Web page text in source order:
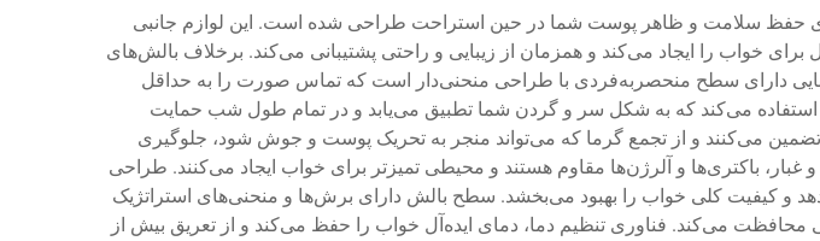
حفظ سلامت و ظاهر پوست شما در حین استراحت طراحی شده است. این لوازم جانبی
خواب را ایجاد می‌کند و همزمان از زیبایی و راحتی پشتیبانی می‌کند. برخلاف بالش‌های
دارای سطح منحصربه‌فردی با طراحی منحنی‌دار است که تماس صورت را به حداقل
می‌کند که به شکل سر و گردن شما تطبیق می‌یابد و در تمام طول شب حمایت
می‌کنند و از تجمع گرما که می‌تواند منجر به تحریک پوست و جوش شود، جلوگیری
باکتری‌ها و آلرژن‌ها مقاوم هستند و محیطی تمیزتر برای خواب ایجاد می‌کنند. طراحی
کلی خواب را بهبود می‌بخشد. سطح بالش دارای برش‌ها و منحنی‌های استراتژیک
می‌کند. فناوری تنظیم دما، دمای ایده‌آل خواب را حفظ می‌کند و از تعریق بیش از